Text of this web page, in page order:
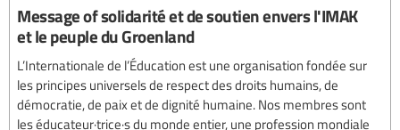
Message of solidarité et de soutien envers l'IMAK
et le peuple du Groenland
L’Internationale de l’Éducation est une organisation fondée sur
les principes universels de respect des droits humains, de
démocratie, de paix et de dignité humaine. Nos membres sont
les éducateur·trice·s du monde entier, une profession mondiale